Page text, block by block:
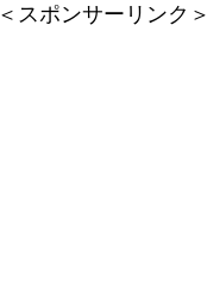
＜スポンサーリンク＞